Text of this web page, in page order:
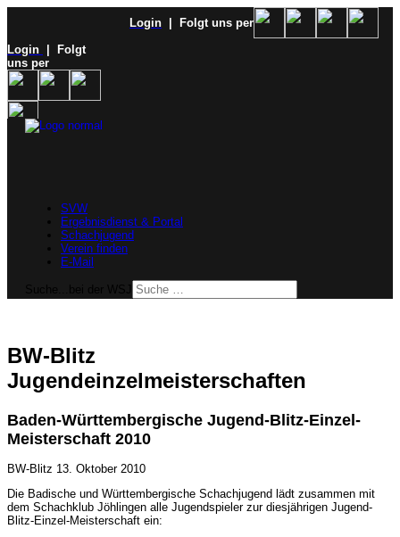
Login
| Folgt uns per
Login
| Folgt
uns per
SVW
Ergebnisdienst & Portal
Schachjugend
Verein finden
E-Mail
BW-Blitz
Jugendeinzelmeisterschaften
Baden-Württembergische Jugend-Blitz-Einzel-
Meisterschaft 2010
BW-Blitz 13. Oktober 2010
Die Badische und Württembergische Schachjugend lädt zusammen mit
dem Schachklub Jöhlingen alle Jugendspieler zur diesjährigen Jugend-
Blitz-Einzel-Meisterschaft ein: